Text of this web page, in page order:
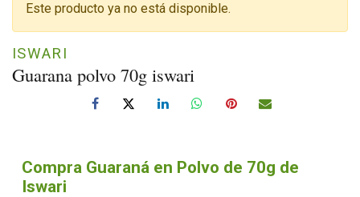
Guarana polvo 70g iswari
ISWARI
Este producto ya no está disponible.
Compra Guaraná en Polvo de 70g de
Iswari